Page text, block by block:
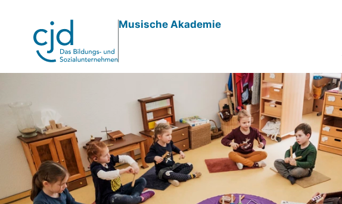
Musische Akademie